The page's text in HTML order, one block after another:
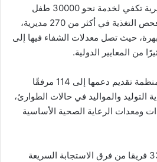
للتغذية العلاجية (بطاقة سريرية تكفي لخدمة نحو 30000 طفل
سنويًّا) وتقدم أيضًا خدمات فحص التغذية في أكثر من 270 مديرية،
حيث تصل معدلات الشفاء فيها إلى
وفي عام 2023، واصلت المنظمة تقديم دعمها إلى 114 مرفقًا
التوليد والمواليد في حالات الطوارئ،
ومعدات الرعاية الصحية الأساسية
وبالإضافة إلى ذلك، ظل 333 فريقا من فرق الاستجابة السريعة